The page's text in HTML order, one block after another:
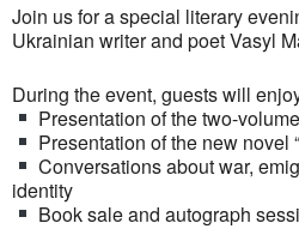
Join us for a special literary
Ukrainian writer and poet Vasyl
During the event, guests will
Presentation of the two-
Presentation of the new novel
Conversations about war,
identity
Book sale and autograph